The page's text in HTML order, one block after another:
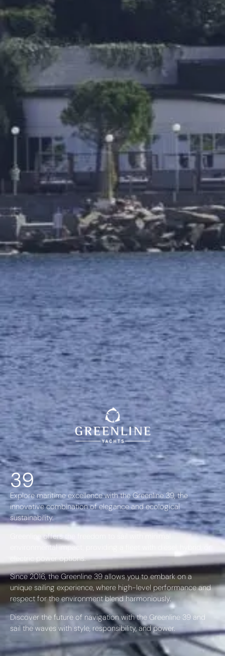
39
Explore maritime excellence with the Greenline 39, the
innovative combination of elegance and ecological
sustainability.
Greenline offers the freedom to sail with minimal
environmental impact, providing a fleet with diesel, hybrid, or
electric power options.
Since 2016, the Greenline 39 allows you to embark on a
unique sailing experience, where high-level performance and
respect for the environment blend harmoniously.
Discover the future of navigation with the Greenline 39 and
sail the waves with style, responsibility, and power.